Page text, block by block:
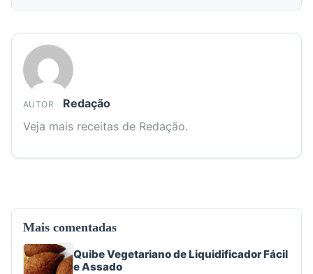
Mais comentadas
Quibe Vegetariano de Liquidificador Fácil
e Assado
AUTOR
Redação
Veja mais receitas de Redação.